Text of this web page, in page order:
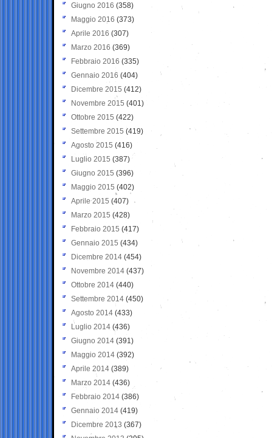
Giugno 2016 (358)
Maggio 2016 (373)
Aprile 2016 (307)
Marzo 2016 (369)
Febbraio 2016 (335)
Gennaio 2016 (404)
Dicembre 2015 (412)
Novembre 2015 (401)
Ottobre 2015 (422)
Settembre 2015 (419)
Agosto 2015 (416)
Luglio 2015 (387)
Giugno 2015 (396)
Maggio 2015 (402)
Aprile 2015 (407)
Marzo 2015 (428)
Febbraio 2015 (417)
Gennaio 2015 (434)
Dicembre 2014 (454)
Novembre 2014 (437)
Ottobre 2014 (440)
Settembre 2014 (450)
Agosto 2014 (433)
Luglio 2014 (436)
Giugno 2014 (391)
Maggio 2014 (392)
Aprile 2014 (389)
Marzo 2014 (436)
Febbraio 2014 (386)
Gennaio 2014 (419)
Dicembre 2013 (367)